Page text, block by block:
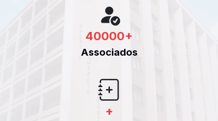
40000+
Associados
+